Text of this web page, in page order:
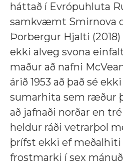
háttað í Evrópuhluta
samkvæmt Smirnova
Þorbergur Hjalti
ekki alveg svona
maður að nafni
árið 1953 að það sé
sumarhita sem ræður
að jafnaði norðar en
heldur ráði vetrarþol
þrífst ekki ef
frostmarki í sex